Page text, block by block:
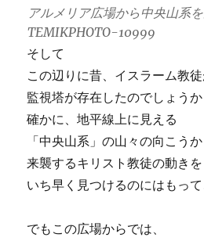
アルメリア広場から中央山
TEMIKPHOTO-10999
そして
この辺りに昔、イスラーム教
監視塔が存在したのでしょうか
確かに、地平線上に見える
「中央山系」の山々の向こう
来襲するキリスト教徒の動きを
いち早く見つけるのにはもって
でもこの広場からでは、